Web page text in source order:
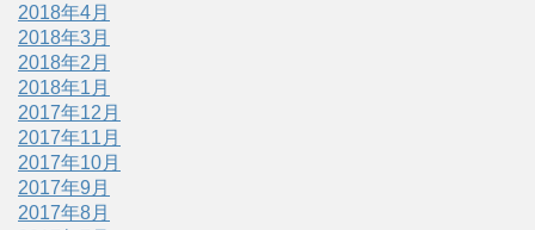
2018年4月
2018年3月
2018年2月
2018年1月
2017年12月
2017年11月
2017年10月
2017年9月
2017年8月